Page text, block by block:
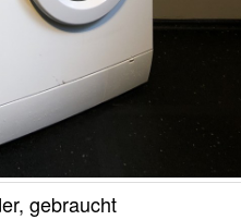
gebraucht